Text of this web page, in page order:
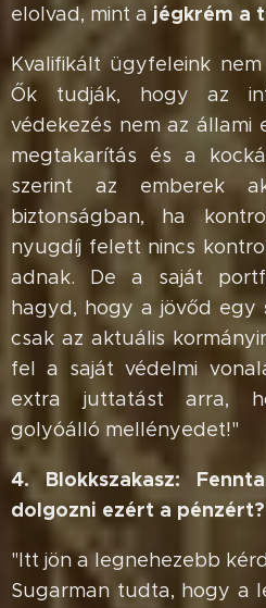
elolvad, mint a jégkrém a
Kvalifikált ügyfeleink
Ők tudják, hogy az
védekezés nem az állami
megtakarítás és a
szerint az emberek
biztonságban, ha
nyugdíj felett nincs
adnak. De a saját
hagyd, hogy a jövőd egy
csak az aktuális
fel a saját védelmi
extra juttatást arra,
golyóálló mellényedet!"
4. Blokkszakasz:
dolgozni ezért a pénzért?
"Itt jön a legnehezebb
Sugarman tudta, hogy a